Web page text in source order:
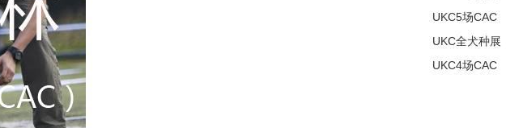
UKC5场CAC
UKC全犬种展
UKC4场CAC